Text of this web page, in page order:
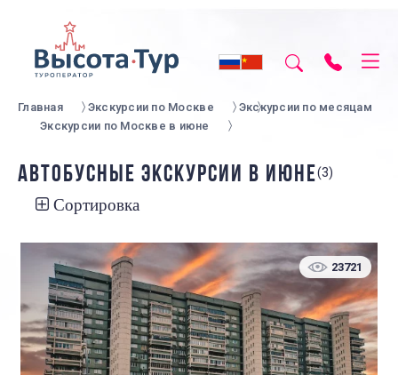
Главная Экскурсии по Москве
Экскурсии по месяцам
Экскурсии по Москве в июне
АВТОБУСНЫЕ ЭКСКУРСИИ В ИЮНЕ(3)
Сортировка
23721